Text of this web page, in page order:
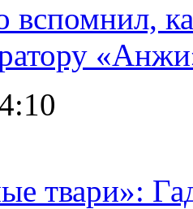
вспомнил,
твари»: